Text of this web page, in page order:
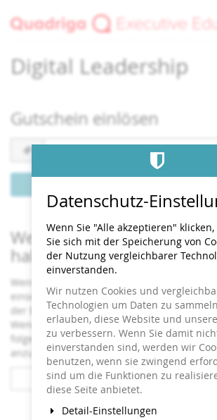
Haupt-
Digital Leadership
Gutschein einlösen
Gutscheincode
erforderlich
Wenn Sie bereits ein Ticket
haben
Wenn Sie den Status und die Details Ihrer
einsehen oder ändern wollen, klicken Sie
der E-Mails, die wir Ihnen im
Wenn Sie den Link nicht finden können,
folgenden Button, um ein erneutes
anzufordern.
Link erneut senden
powered by pretix
Datenschutz-
Wenn Sie "Alle akzeptieren"
Sie sich mit der Speicherung von
der Nutzung vergleichbarer
einverstanden.
Wir nutzen Cookies und
Technologien um Daten zu
erlauben, diese Website und
zu verbessern. Wenn Sie damit
einverstanden sind, werden wir
benutzen, wenn sie zwingend
sind um die Funktionen zu
diese Seite anbietet.
Detail-Einstellungen